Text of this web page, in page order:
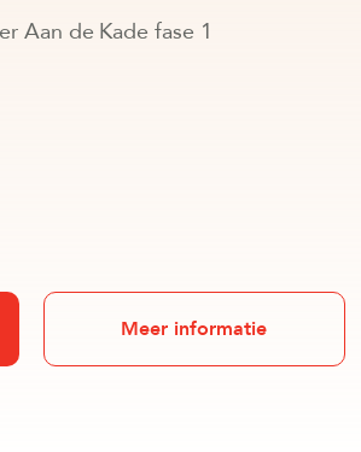
Aan de Kade fase 1
Meer informatie